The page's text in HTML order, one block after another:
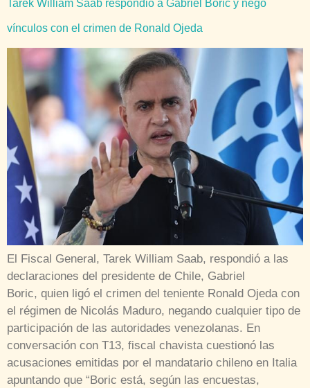
Tarek William Saab respondió a Gabriel Boric y negó
vínculos con el crimen de Ronald Ojeda
El Fiscal General, Tarek William Saab, respondió a las
declaraciones del presidente de Chile, Gabriel
Boric, quien ligó el crimen del teniente Ronald Ojeda con
el régimen de Nicolás Maduro, negando cualquier tipo de
participación de las autoridades venezolanas. En
conversación con T13, fiscal chavista cuestionó las
acusaciones emitidas por el mandatario chileno en Italia
apuntando que “Boric está, según las encuestas,